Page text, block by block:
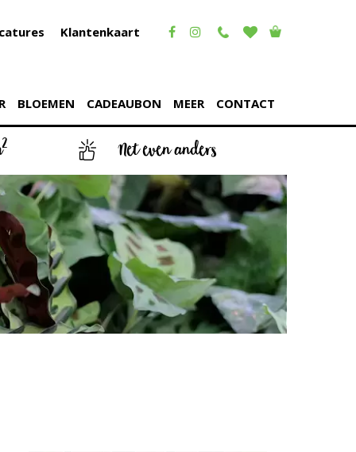
2 Net even anders
Klantenkaart
BLOEMEN CADEAUBON MEER CONTACT